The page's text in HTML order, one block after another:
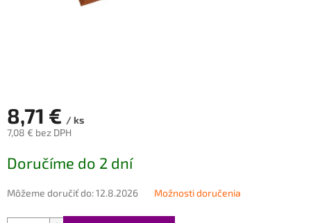
8,71 € / ks
7,08 € bez DPH
cena:
Doručíme do 2 dní
Môžeme doručiť do:12.8.2026 Možnosti doručenia